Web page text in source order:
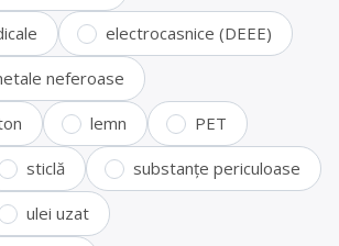
electrocasnice (DEEE)
neferoase
lemn PET
sticlă substanțe periculoase
ulei uzat